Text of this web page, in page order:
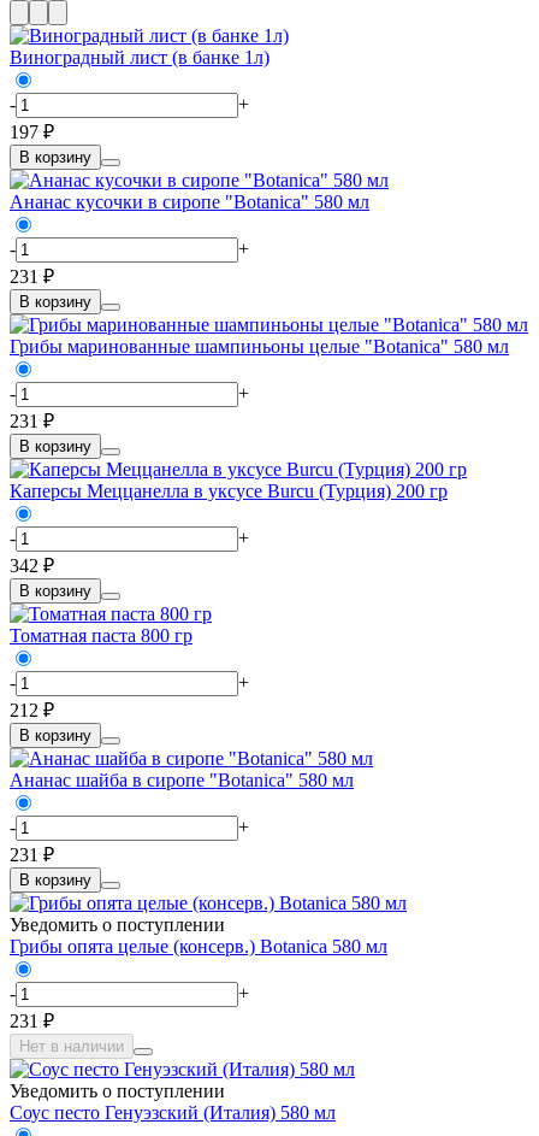
Виноградный лист (в банке 1л)
-
+
197 ₽
В корзину
Ананас кусочки в сиропе "Botanica" 580 мл
-
+
231 ₽
В корзину
Грибы маринованные шампиньоны целые "Botanica" 580 мл
-
+
231 ₽
В корзину
Каперсы Меццанелла в уксусе Burcu (Турция) 200 гр
-
+
342 ₽
В корзину
Томатная паста 800 гр
-
+
212 ₽
В корзину
Ананас шайба в сиропе "Botanica" 580 мл
-
+
231 ₽
В корзину
Уведомить о поступлении
Грибы опята целые (консерв.) Botanica 580 мл
-
+
231 ₽
Нет в наличии
Уведомить о поступлении
Соус песто Генуэзский (Италия) 580 мл